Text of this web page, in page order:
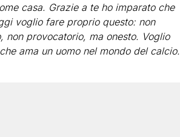
casa. Grazie a te ho imparato che
voglio fare proprio questo: non
non provocatorio, ma onesto. Voglio
ama un uomo nel mondo del calcio.